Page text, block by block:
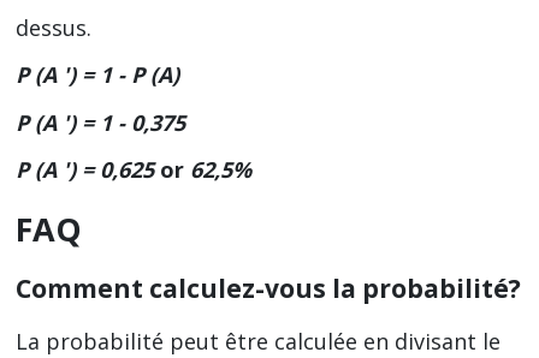
dessus.
P (A ') = 1 - P (A)
P (A ') = 1 - 0,375
P (A ') = 0,625or 62,5%
FAQ
Comment calculez-vous la probabilité?
La probabilité peut être calculée en divisant le